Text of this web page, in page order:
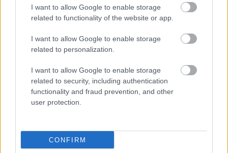
I want to allow Google to enable storage
related to functionality of the website or app.
I want to allow Google to enable storage
related to personalization.
I want to allow Google to enable storage
related to security, including authentication
functionality and fraud prevention, and other
user protection.
CONFIRM
Kaszás Attila-díj - elindult a
közönségszavazás
2020. június 23.
Csankó Zoltánra (Győri Nemzeti Színház), Földes
Tamásra (Budapesti Operettszínház) és ...